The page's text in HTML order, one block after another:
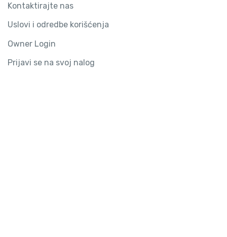
Kontaktirajte nas
Uslovi i odredbe korišćenja
Owner Login
Prijavi se na svoj nalog